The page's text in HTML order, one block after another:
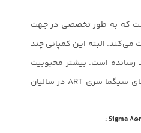
که به طور تخصصی در جهت
می‌کند. البته این کمپانی چند
رسانده است. بیشتر محبوبیت
سیگما در جهت معرفی لنزهای سیگما سری ART در سالیان